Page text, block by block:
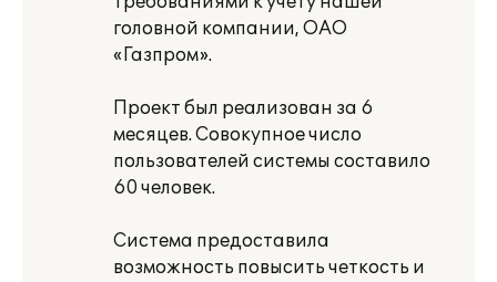
головной компании, ОАО
«Газпром».
Проект был реализован за 6
месяцев. Совокупное число
пользователей системы составило
60 человек.
Система предоставила
возможность повысить четкость и